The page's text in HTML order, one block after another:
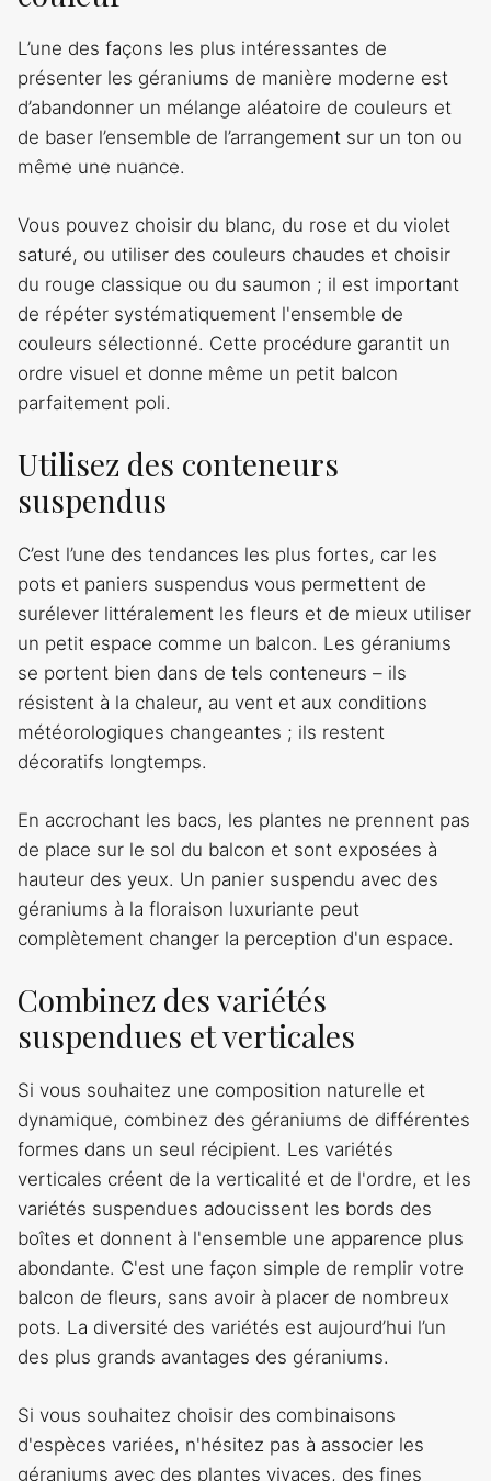
L’une des façons les plus intéressantes de
présenter les géraniums de manière moderne est
d’abandonner un mélange aléatoire de couleurs et
de baser l’ensemble de l’arrangement sur un ton ou
même une nuance.
Vous pouvez choisir du blanc, du rose et du violet
saturé, ou utiliser des couleurs chaudes et choisir
du rouge classique ou du saumon ; il est important
de répéter systématiquement l'ensemble de
couleurs sélectionné. Cette procédure garantit un
ordre visuel et donne même un petit balcon
parfaitement poli.
Utilisez des conteneurs
suspendus
C’est l’une des tendances les plus fortes, car les
pots et paniers suspendus vous permettent de
surélever littéralement les fleurs et de mieux utiliser
un petit espace comme un balcon. Les géraniums
se portent bien dans de tels conteneurs – ils
résistent à la chaleur, au vent et aux conditions
météorologiques changeantes ; ils restent
décoratifs longtemps.
En accrochant les bacs, les plantes ne prennent pas
de place sur le sol du balcon et sont exposées à
hauteur des yeux. Un panier suspendu avec des
géraniums à la floraison luxuriante peut
complètement changer la perception d'un espace.
Combinez des variétés
suspendues et verticales
Si vous souhaitez une composition naturelle et
dynamique, combinez des géraniums de différentes
formes dans un seul récipient. Les variétés
verticales créent de la verticalité et de l'ordre, et les
variétés suspendues adoucissent les bords des
boîtes et donnent à l'ensemble une apparence plus
abondante. C'est une façon simple de remplir votre
balcon de fleurs, sans avoir à placer de nombreux
pots. La diversité des variétés est aujourd’hui l’un
des plus grands avantages des géraniums.
Si vous souhaitez choisir des combinaisons
d'espèces variées, n'hésitez pas à associer les
géraniums avec des plantes vivaces, des fines